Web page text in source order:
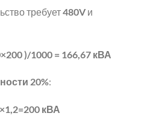
требует480V и
)/1000 = 166,67 кВА
20%:
кВА